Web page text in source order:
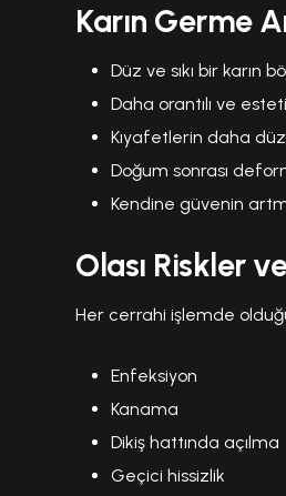
Karın Germe
Düz ve sıkı bir karın
Daha orantılı ve
Kıyafetlerin daha
Doğum sonrası
Kendine güvenin
Olası Riskler
Her cerrahi işlemde
Enfeksiyon
Kanama
Dikiş hattında açılma
Geçici hissizlik